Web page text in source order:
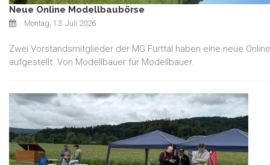
Neue Online Modellbaubörse
Montag, 13. Juli 2026
Zwei Vorstandsmitglieder der MG Furttal haben eine neue
aufgestellt. Von Modellbauer für Modellbauer.